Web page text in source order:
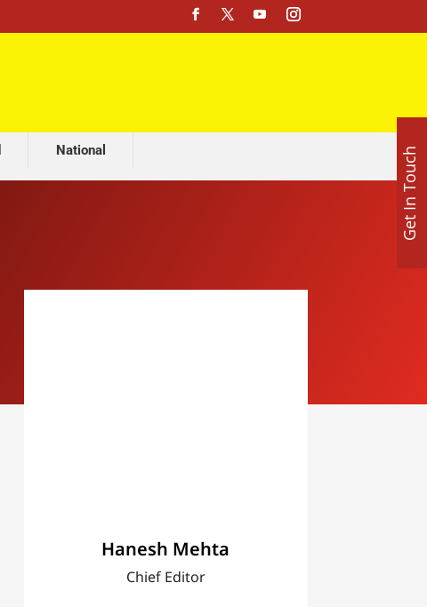
National
Hanesh Mehta
Chief Editor
Get In Touch